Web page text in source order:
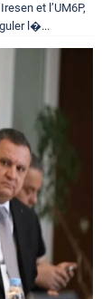
et l’UM6P,
l�...